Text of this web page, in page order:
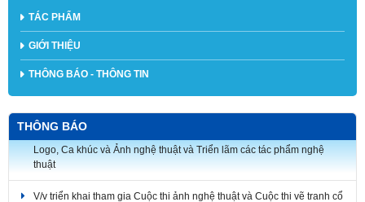
TÁC PHẨM
GIỚI THIỆU
THÔNG BÁO - THÔNG TIN
THÔNG BÁO
Về việc điều chỉnh thời gian tổ chức Lễ trao giải Cuộc thi sáng tác
Logo, Ca khúc và Ảnh nghệ thuật và Triển lãm các tác phẩm nghệ
thuật